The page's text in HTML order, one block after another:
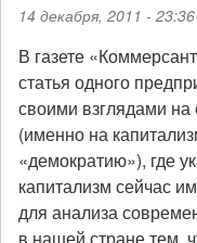
14 декабря, 2011 -
В газете
статья одного
своими взглядами
(именно на
«демократию»), где
капитализм сейчас
для анализа